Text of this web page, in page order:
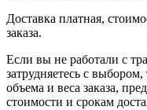
Доставка платная,
заказа.
Если вы не работали с
затрудняетесь с
объема и веса заказа,
стоимости и срокам